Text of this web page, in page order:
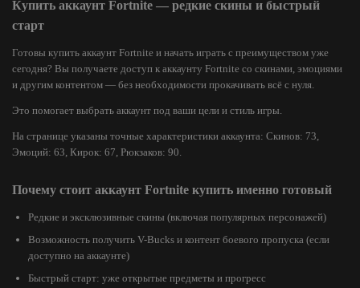
Купить аккаунт Fortnite — редкие скины и быстрый
старт
Готовы купить аккаунт Fortnite и начать играть с преимуществом уже
сегодня? Вы получаете доступ к аккаунту Fortnite со скинами, эмоциями
и другим контентом — без необходимости прокачивать всё с нуля.
Это помогает выбрать аккаунт под ваши цели и стиль игры.
На странице указаны точные характеристики аккаунта: Скинов: 73,
Эмоций: 63, Кирок: 67, Рюкзаков: 90.
Почему стоит аккаунт Fortnite купить именно готовый
Редкие и эксклюзивные скины (включая популярных персонажей)
Возможность получить V-Bucks и контент боевого пропуска (если
доступно на аккаунте)
Быстрый старт: уже открытые предметы и прогресс